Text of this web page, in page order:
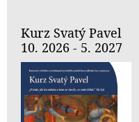
Kurz Svatý Pavel
10. 2026 - 5. 2027